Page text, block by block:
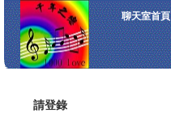
聊天室首頁
請登錄